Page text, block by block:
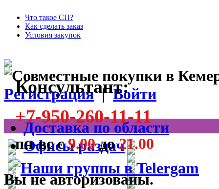
Что такое СП?
Как сделать заказ
Условия закупок
Консультант:
+7-950-260-11-11
пн-вс с9.00до21.00
Регистрация|Войти
Доставка по области
Офисы раздач
Вы не авторизованы.